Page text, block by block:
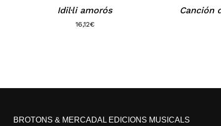
Idil·li amorós
16,12€
Canción
BROTONS & MERCADAL EDICIONS MUSICALS